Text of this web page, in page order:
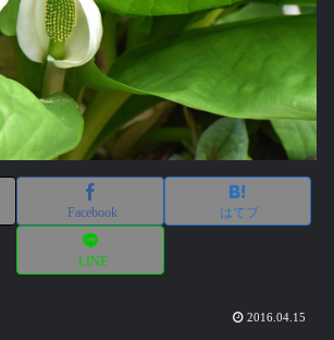
Facebook はてブ
LINE
2016.04.15